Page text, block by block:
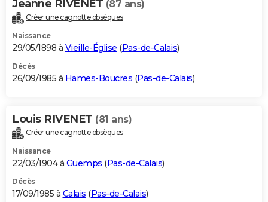
Jeanne RIVENET (87 ans)
Créer une cagnotte obsèques
Naissance
29/05/1898 à Vieille-Église (Pas-de-Calais)
Décès
26/09/1985 à Hames-Boucres (Pas-de-Calais)
Louis RIVENET (81 ans)
Créer une cagnotte obsèques
Naissance
22/03/1904 à Guemps (Pas-de-Calais)
Décès
17/09/1985 à Calais (Pas-de-Calais)